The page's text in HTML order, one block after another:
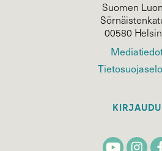
Suomen
00580
KIRJAUDU